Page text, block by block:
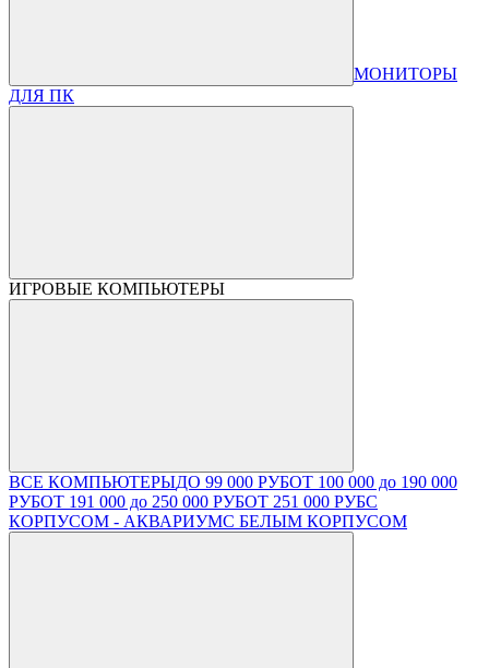
МОНИТОРЫ
ДЛЯ ПК
ИГРОВЫЕ КОМПЬЮТЕРЫ
ВСЕ КОМПЬЮТЕРЫДО 99 000 РУБОТ 100 000 до 190 000
РУБОТ 191 000 до 250 000 РУБОТ 251 000 РУБС
КОРПУСОМ - АКВАРИУМС БЕЛЫМ КОРПУСОМ